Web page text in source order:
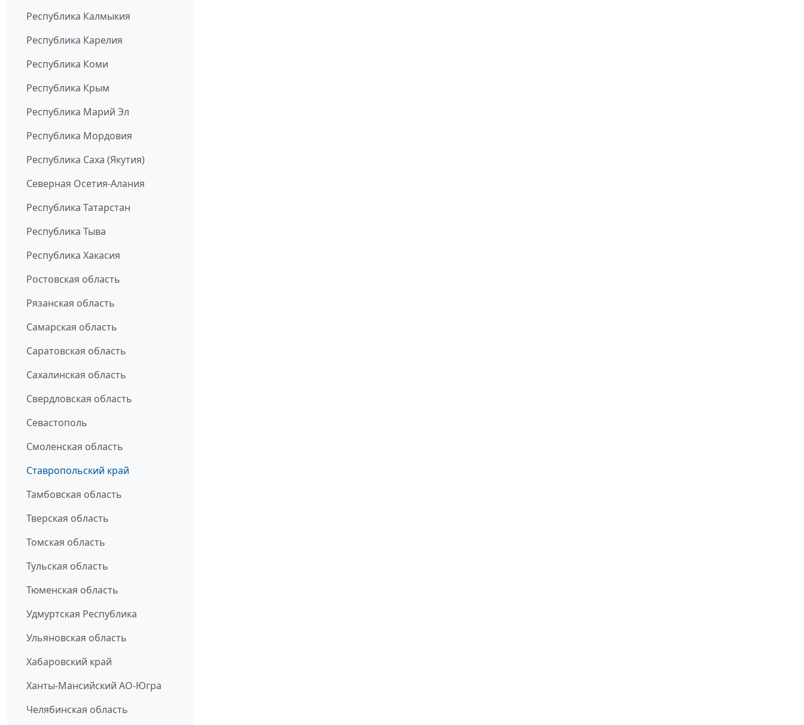
Республика Калмыкия
Республика Карелия
Республика Коми
Республика Крым
Республика Марий Эл
Республика Мордовия
Республика Саха (Якутия)
Северная Осетия-Алания
Республика Татарстан
Республика Тыва
Республика Хакасия
Ростовская область
Рязанская область
Самарская область
Саратовская область
Сахалинская область
Свердловская область
Севастополь
Смоленская область
Ставропольский край
Тамбовская область
Тверская область
Томская область
Тульская область
Тюменская область
Удмуртская Республика
Ульяновская область
Хабаровский край
Ханты-Мансийский АО-Югра
Челябинская область